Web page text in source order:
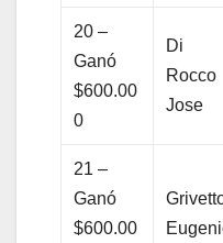
20 –
Ganó
$600.00
0
Di
Rocco
Jose
21 –
Ganó
$600.00